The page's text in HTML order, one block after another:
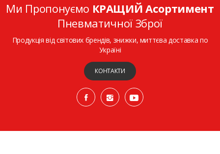
Ми Пропонуємо КРАЩИЙ Асортимент
Пневматичної Зброї
Продукція від світових брендів, знижки, миттєва доставка по
Україні
КОНТАКТИ